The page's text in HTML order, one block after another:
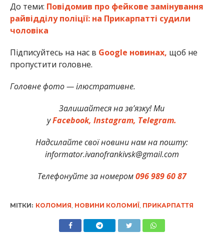
До теми: Повідомив про фейкове замінування
райвідділу поліції: на Прикарпатті судили
чоловіка
Підписуйтесь на нас в Google новинах, щоб не
пропустити головне.
Головне фото — ілюстративне.
Залишайтеся на зв’язку! Ми
уFacebook, Instagram, Telegram.
Надсилайте свої новини нам на пошту:
informator.ivanofrankivsk@gmail.com
Телефонуйте за номером096 989 60 87
МІТКИ: КОЛОМИЯ НОВИНИ КОЛОМИЇ, ПРИКАРПАТТЯ